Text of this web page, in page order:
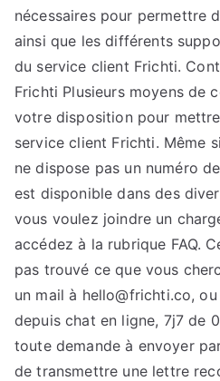
nécessaires pour permettre
ainsi que les différents
du service client Frichti.
Frichti Plusieurs moyens de
votre disposition pour
service client Frichti. Même
ne dispose pas un numéro
est disponible dans des
vous voulez joindre un
accédez à la rubrique FAQ.
pas trouvé ce que vous
un mail à hello@frichti.co,
depuis chat en ligne, 7j7 de
toute demande à envoyer
de transmettre une lettre